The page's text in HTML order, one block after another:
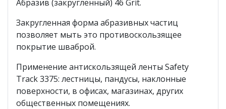
Абразив (закругленный) 46 Grit.
Закругленная форма абразивных частиц
позволяет мыть это противоскользящее
покрытие шваброй.
Применение антискользящей ленты Safety
Track 3375: лестницы, пандусы, наклонные
поверхности, в офисах, магазинах, других
общественных помещениях.